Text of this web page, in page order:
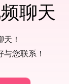
聊天
！
您联系！